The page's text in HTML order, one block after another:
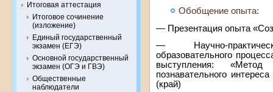
Итоговая аттестация
Итоговое сочинение
(изложение)
Единый государственный
экзамен (ЕГЭ)
Основной государственный
экзамен (ОГЭ и ГВЭ)
Общественные
наблюдатели
Обобщение опыта:
— Презентация опыта
— Научно-
образовательного
выступления:
познавательного
(край)